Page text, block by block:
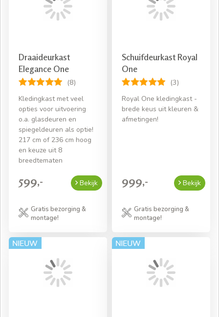
Draaideurkast
Elegance One
(8)
Kledingkast met veel
opties voor uitvoering
o.a. glasdeuren en
spiegeldeuren als optie!
217 cm of 236 cm hoog
en keuze uit 8
breedtematen
599,- Bekijk
Gratis bezorging &
montage!
Schuifdeurkast Royal
One
(3)
Royal One kledingkast -
brede keus uit kleuren &
afmetingen!
999,- Bekijk
Gratis bezorging &
montage!